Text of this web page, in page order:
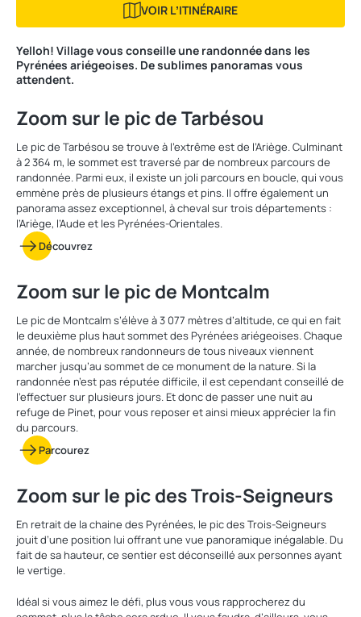
VOIR LʼITINÉRAIRE
Yelloh! Village vous conseille une randonnée dans les
Pyrénées ariégeoises. De sublimes panoramas vous
attendent.
Zoom sur le pic de Tarbésou
Le pic de Tarbésou se trouve à l’extrême est de l’Ariège. Culminant
à 2 364 m, le sommet est traversé par de nombreux parcours de
randonnée. Parmi eux, il existe un joli parcours en boucle, qui vous
emmène près de plusieurs étangs et pins. Il offre également un
panorama assez exceptionnel, à cheval sur trois départements :
l’Ariège, l’Aude et les Pyrénées-Orientales.
Découvrez
Zoom sur le pic de Montcalm
Le pic de Montcalm s’élève à 3 077 mètres d’altitude, ce qui en fait
le deuxième plus haut sommet des Pyrénées ariégeoises. Chaque
année, de nombreux randonneurs de tous niveaux viennent
marcher jusqu’au sommet de ce monument de la nature. Si la
randonnée n’est pas réputée difficile, il est cependant conseillé de
l’effectuer sur plusieurs jours. Et donc de passer une nuit au
refuge de Pinet, pour vous reposer et ainsi mieux apprécier la fin
du parcours.
Parcourez
Zoom sur le pic des Trois-Seigneurs
En retrait de la chaine des Pyrénées, le pic des Trois-Seigneurs
jouit d’une position lui offrant une vue panoramique inégalable. Du
fait de sa hauteur, ce sentier est déconseillé aux personnes ayant
le vertige.
Idéal si vous aimez le défi, plus vous vous rapprocherez du